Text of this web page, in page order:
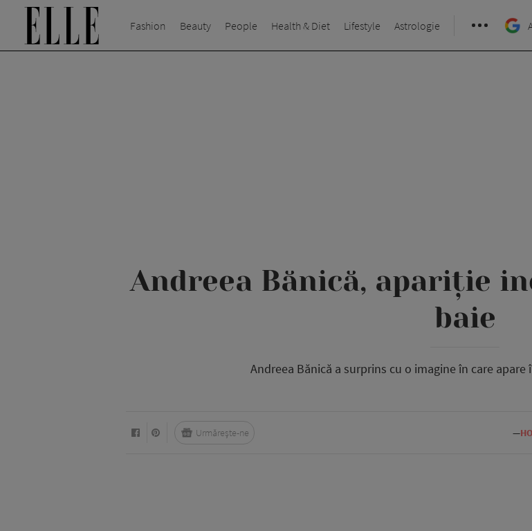
Fashion Beauty People Health & Diet Lifestyle Astrologie
Andreea Bănică, apariție
baie
Andreea Bănică a surprins cu o imagine în care
—
Urmărește-ne